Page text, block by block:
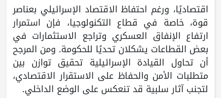
اقتصاديًا، ورغم احتفاظ الاقتصاد الإسرائيلي بعناصر
قوة، خاصة في قطاع التكنولوجيا، فإن استمرار
ارتفاع الإنفاق العسكري وتراجع الاستثمارات في
بعض القطاعات يشكلان تحديًا للحكومة. ومن المرجح
أن تحاول القيادة الإسرائيلية تحقيق توازن بين
متطلبات الأمن والحفاظ على الاستقرار الاقتصادي،
لتجنب آثار سلبية قد تنعكس على الوضع الداخلي.